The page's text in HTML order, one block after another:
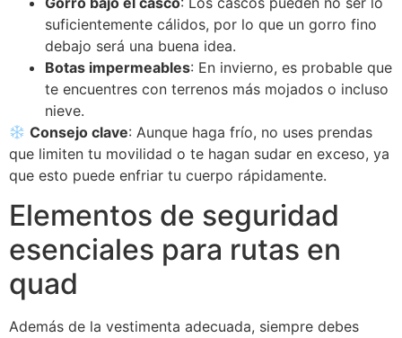
suficientemente cálidos, por lo que un gorro fino
debajo será una buena idea.
Botas impermeables: En invierno, es probable que
te encuentres con terrenos más mojados o incluso
nieve.
Consejo clave: Aunque haga frío, no uses prendas
que limiten tu movilidad o te hagan sudar en exceso, ya
que esto puede enfriar tu cuerpo rápidamente.
Elementos de seguridad
esenciales para rutas en
quad
Además de la vestimenta adecuada, siempre debes